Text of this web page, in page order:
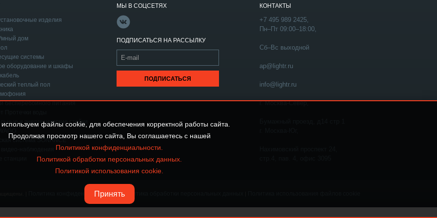
изделия
дом
системы
оборудование и шкафы
теплый пол
бесперебойного питания
и энергетические стойки
система SONANCE
МЫ В СОЦСЕТЯХ
ПОДПИСАТЬСЯ НА РАССЫЛКУ
КОНТАКТЫ
+7 495 989 2425,
Пн–Пт 09:00–18:00,
Сб–Вс выходной
ap@lightr.ru
info@lightr.ru
г. Москва-Север,
Политика конфиденциальности |Политика обработки персональных данных
файлы cookie, для обеспечения корректной работы сайта.
Продолжая просмотр нашего сайта, Вы соглашаетесь с нашей
Политикой конфиденциальности.
Политикой обработки персональных данных.
Политикой использования cookie.
Принять